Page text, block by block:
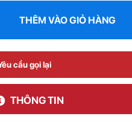
THÊM VÀO GIỎ HÀNG
cầu gọi lại
THÔNG TIN